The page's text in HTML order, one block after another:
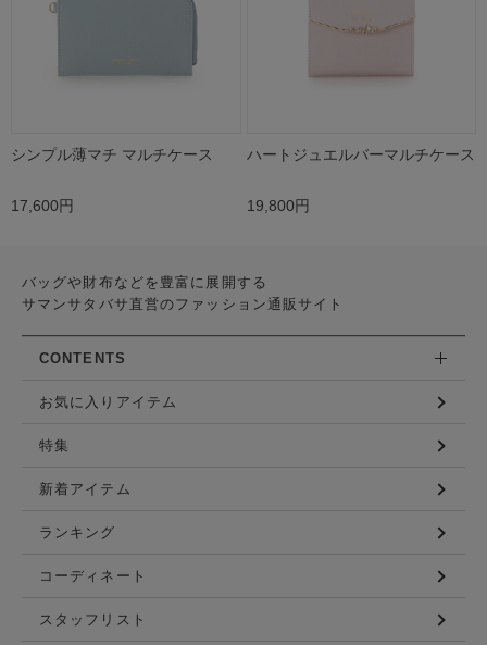
シンプル薄マチ マルチケース
17,600円
ハートジュエルバーマルチケース
19,800円
バッグや財布などを豊富に展開する
サマンサタバサ直営のファッション通販サイト
CONTENTS
お気に入りアイテム
特集
新着アイテム
ランキング
コーディネート
スタッフリスト